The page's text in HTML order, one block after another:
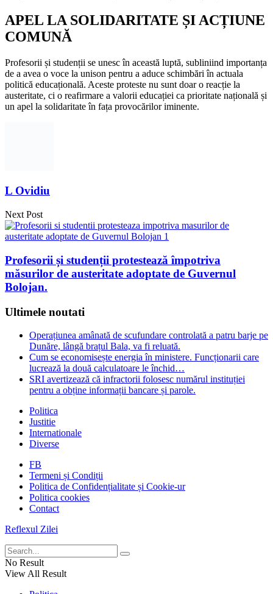
APEL LA SOLIDARITATE ȘI ACȚIUNE
COMUNĂ
Profesorii și studenții se unesc în această luptă, subliniind importanța
de a avea o voce la unison pentru a aduce schimbări în actuala
politică educațională. Aceste proteste nu sunt doar o reacție la
austeritate, ci o reafirmare a valorii educației ca prioritate națională și
un apel la solidaritate în fața provocărilor iminente.
L Ovidiu
Next Post
Profesorii și studenții protestează împotriva
măsurilor de austeritate adoptate de Guvernul
Bolojan.
Ultimele noutati
Operațiunea amânată de scufundare controlată a patru barje pe
Dunăre, lângă brațul Bala, va fi reluată.
Cum se economisește energia în ministere. Funcționarii care
lucrează la două calculatoare le închid…
SRI avertizează că infractorii folosesc numărul instituției
pentru a obține informații bancare și parole.
Politica
Justitie
Internationale
Diverse
FB
Termeni și Condiții
Politica de Confidențialitate și Cookie-ur
Politica cookies
Contact
Reflexul Zilei
No Result
View All Result